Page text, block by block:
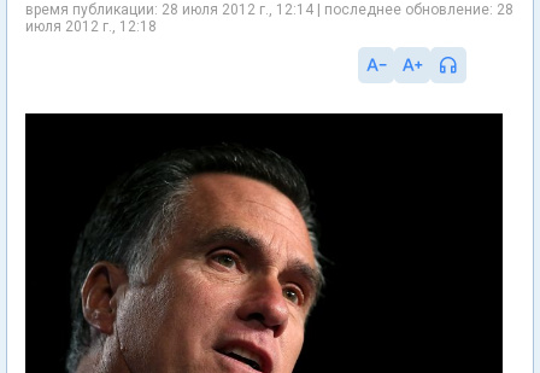
время публикации: 28 июля 2012 г., 12:14 | последнее обновление: 28
июля 2012 г., 12:18